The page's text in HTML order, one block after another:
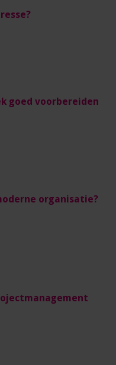
goed voorbereiden
organisatie?